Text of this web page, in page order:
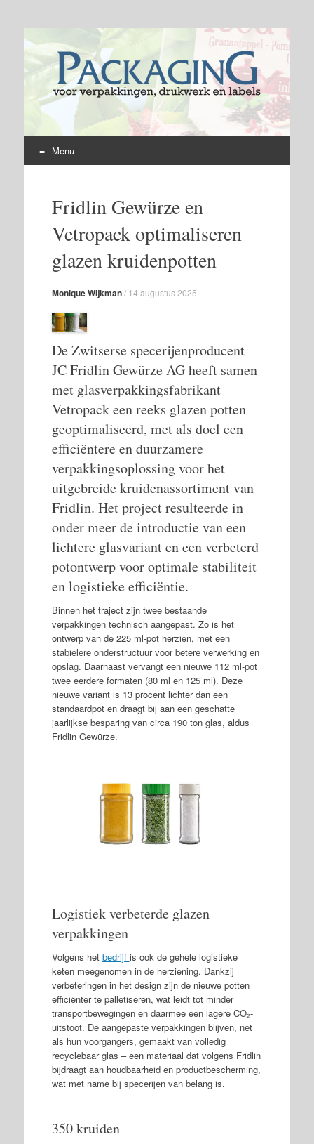
Menu
contentFridlin Gewürze en
Vetropack optimaliseren
glazen kruidenpotten
Monique Wijkman/ 14 augustus 2025
De Zwitserse specerijenproducent
JC Fridlin Gewürze AG heeft samen
met glasverpakkingsfabrikant
Vetropack een reeks glazen potten
geoptimaliseerd, met als doel een
efficiëntere en duurzamere
verpakkingsoplossing voor het
uitgebreide kruidenassortiment van
Fridlin. Het project resulteerde in
onder meer de introductie van een
lichtere glasvariant en een verbeterd
potontwerp voor optimale stabiliteit
en logistieke efficiëntie.
Binnen het traject zijn twee bestaande
verpakkingen technisch aangepast. Zo is het
ontwerp van de 225 ml-pot herzien, met een
stabielere onderstructuur voor betere verwerking en
opslag. Daarnaast vervangt een nieuwe 112 ml-pot
twee eerdere formaten (80 ml en 125 ml). Deze
nieuwe variant is 13 procent lichter dan een
standaardpot en draagt bij aan een geschatte
jaarlijkse besparing van circa 190 ton glas, aldus
Fridlin Gewürze.
Logistiek verbeterde glazen
verpakkingen
Volgens het bedrijf is ook de gehele logistieke
keten meegenomen in de herziening. Dankzij
verbeteringen in het design zijn de nieuwe potten
efficiënter te palletiseren, wat leidt tot minder
transportbewegingen en daarmee een lagere CO₂-
uitstoot. De aangepaste verpakkingen blijven, net
als hun voorgangers, gemaakt van volledig
recyclebaar glas – een materiaal dat volgens Fridlin
bijdraagt aan houdbaarheid en productbescherming,
wat met name bij specerijen van belang is.
350 kruiden